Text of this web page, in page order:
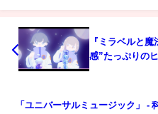
『ミラベルと
感”たっぷりの
「ユニバーサルミュージック」 -